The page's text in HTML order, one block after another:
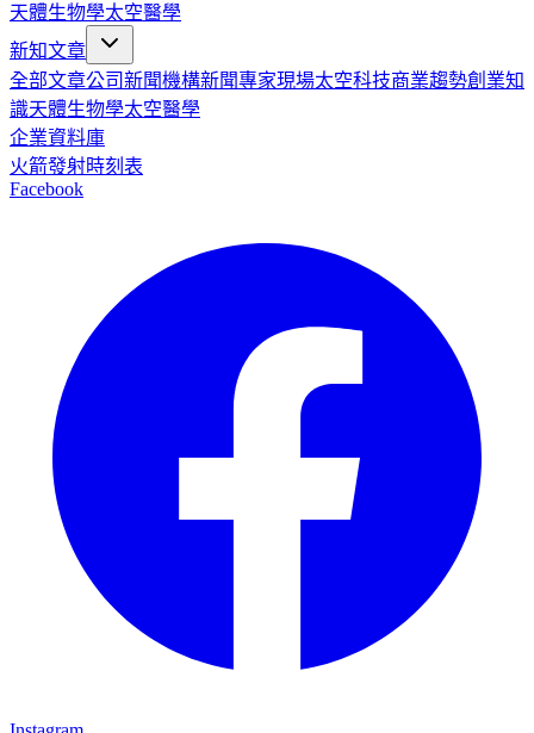
天體生物學太空醫學
新知文章
全部文章公司新聞機構新聞專家現場太空科技商業趨勢創業知
識天體生物學太空醫學
企業資料庫
火箭發射時刻表
Facebook